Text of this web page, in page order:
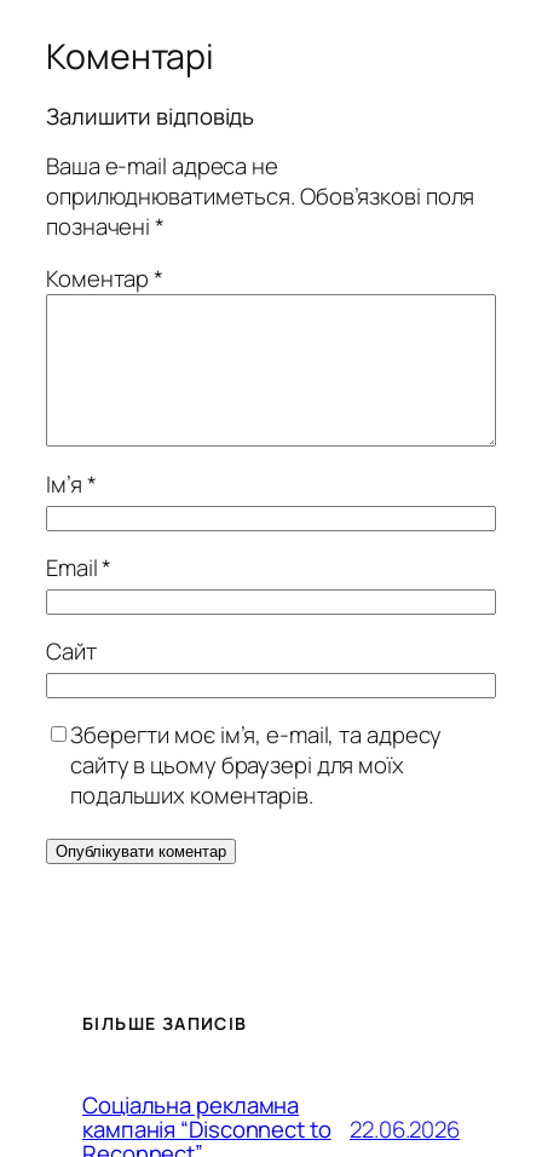
Коментарі
Залишити відповідь
Ваша e-mail адреса не
оприлюднюватиметься.Обов’язкові поля
позначені*
Коментар*
Ім’я*
Email*
Сайт
Зберегти моє ім’я, e-mail, та адресу
сайту в цьому браузері для моїх
подальших коментарів.
БІЛЬШЕ ЗАПИСІВ
Соціальна рекламна
кампанія “Disconnect to 22.06.2026